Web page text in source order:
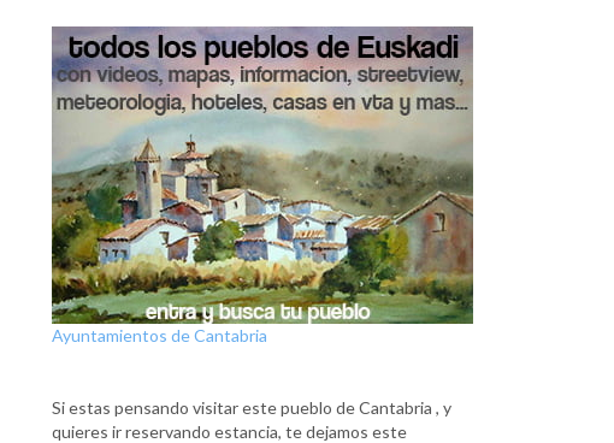
Ayuntamientos de Cantabria
Si estas pensando visitar este pueblo de Cantabria , y
quieres ir reservando estancia, te dejamos este